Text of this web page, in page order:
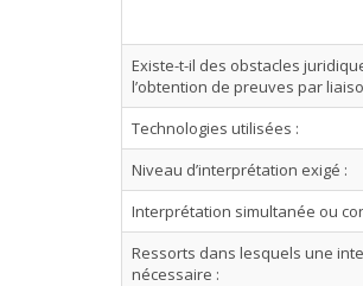
Existe-t-il des obstacles
l’obtention de preuves par
Technologies utilisées :
Niveau d’interprétation exigé :
Interprétation simultanée ou
Ressorts dans lesquels une
nécessaire :